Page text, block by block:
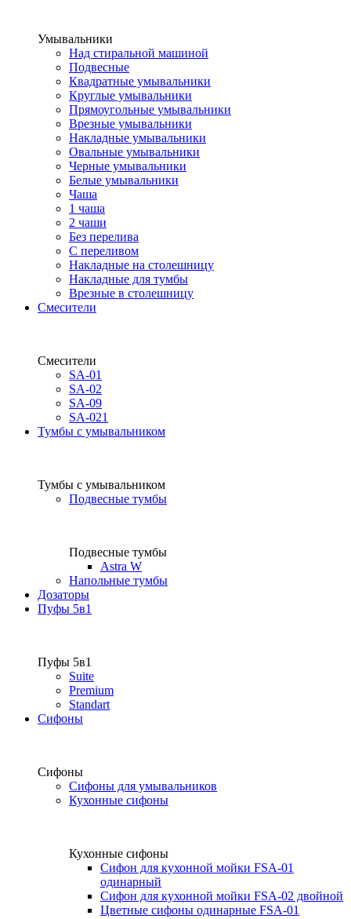
Умывальники
Над стиральной машиной
Подвесные
Квадратные умывальники
Круглые умывальники
Прямоугольные умывальники
Врезные умывальники
Накладные умывальники
Овальные умывальники
Черные умывальники
Белые умывальники
Чаша
1 чаша
2 чаши
Без перелива
С переливом
Накладные на столешницу
Накладные для тумбы
Врезные в столешницу
Смесители
Смесители
SA-01
SA-02
SA-09
SA-021
Тумбы с умывальником
Тумбы с умывальником
Подвесные тумбы
Подвесные тумбы
Astra W
Напольные тумбы
Дозаторы
Пуфы 5в1
Пуфы 5в1
Suite
Premium
Standart
Сифоны
Сифоны
Сифоны для умывальников
Кухонные сифоны
Кухонные сифоны
Сифон для кухонной мойки FSA-01
одинарный
Сифон для кухонной мойки FSA-02 двойной
Цветные сифоны одинарные FSA-01